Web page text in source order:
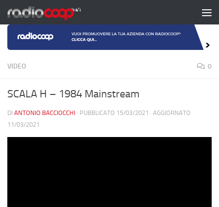
Salta al contenuto
VIDEO 0
SCALA H – 1984 Mainstream
DI ANTONIO BACCIOCCHI · PUBBLICATO 15/03/2021 · AGGIORNATO
11/03/2021